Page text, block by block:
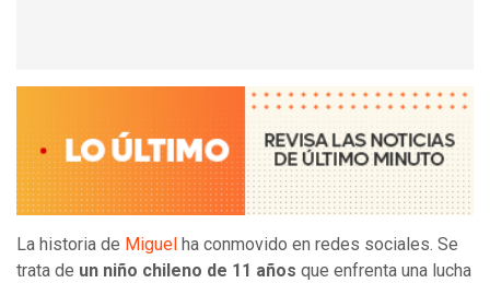
La historia de Miguel ha conmovido en redes sociales. Se
trata de un niño chileno de 11 años que enfrenta una lucha